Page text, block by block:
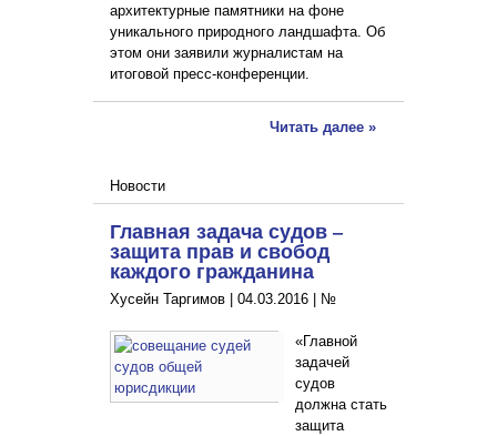
архитектурные памятники на фоне
уникального природного ландшафта. Об
этом они заявили журналистам на
итоговой пресс-конференции.
Читать далее »
Новости
Главная задача судов –
защита прав и свобод
каждого гражданина
Хусейн Таргимов | 04.03.2016 №
«Главной
задачей
судов
должна стать
защита